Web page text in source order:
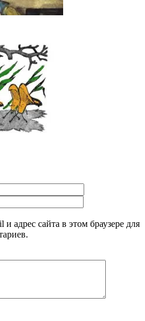
адрес сайта в этом браузере для